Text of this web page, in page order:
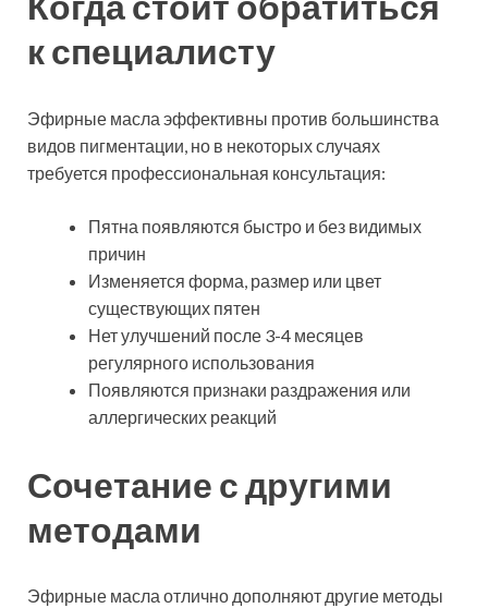
к специалисту
Эфирные масла эффективны против большинства
видов пигментации, но в некоторых случаях
требуется профессиональная консультация:
Пятна появляются быстро и без видимых
причин
Изменяется форма, размер или цвет
существующих пятен
Нет улучшений после 3-4 месяцев
регулярного использования
Появляются признаки раздражения или
аллергических реакций
Сочетание с другими
методами
Эфирные масла отлично дополняют другие методы